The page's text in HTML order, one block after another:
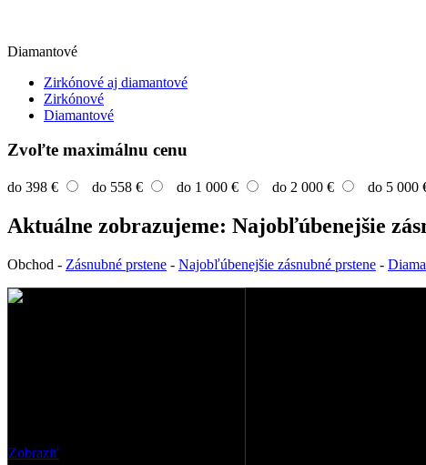
Diamantové
Zirkónové aj diamantové
Zirkónové
Diamantové
Zvoľte maximálnu cenu
do 398 € do 558 € do 1 000 € do 2 000 € do 5 000
Aktuálne zobrazujeme: Najobľúbenejšie
Obchod - Zásnubné prstene - Najobľúbenejšie zásnubné prstene -
Zobraziť